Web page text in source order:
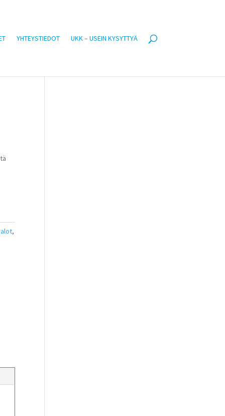
YHTEYSTIEDOT UKK – USEIN KYSYTTYÄ
,